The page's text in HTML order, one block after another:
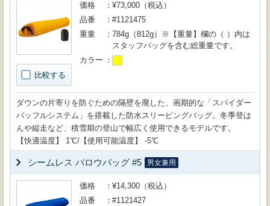
比較する
価格
¥73,000（税込）
品番
#1121475
重量
784g（812g）※【重量】欄の（ ）内は
スタッフバッグを含む総重量です。
カラー
ダウンの片寄りを防ぐための隔壁を廃した、画期的な「スパイダー
バッフルシステム」を搭載した防水スリーピングバッグ。冬季登は
んや縦走など、積雪期の登山で幅広く使用できるモデルです。
【快適温度】 1℃/【使用可能温度】 -5℃
シームレス バロウバッグ #5 男女兼用
価格
¥14,300（税込）
品番
#1121427